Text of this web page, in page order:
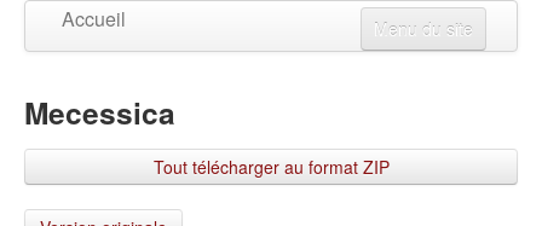
Menu du site
Accueil
Mises à jour
Visualiser un personnage
Changer la langue
Mecessica
Tout télécharger au format ZIP